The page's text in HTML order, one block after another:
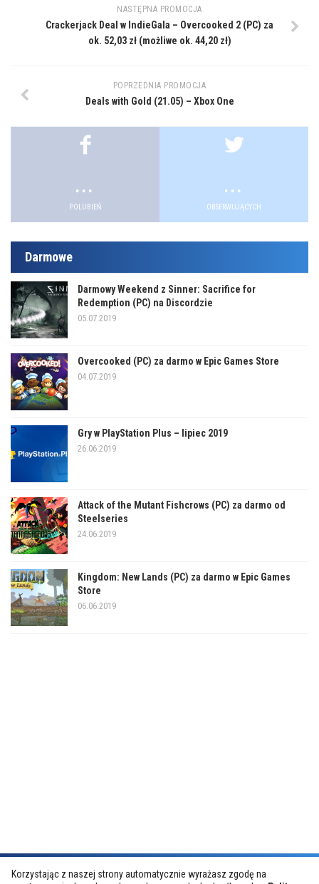
NASTĘPNA PROMOCJA
Crackerjack Deal w IndieGala – Overcooked 2 (PC) za
ok. 52,03 zł (możliwe ok. 44,20 zł)
POPRZEDNIA PROMOCJA
Deals with Gold (21.05) – Xbox One
...
POLUBIEŃ
...
OBSERWUJĄCYCH
Darmowe
Darmowy Weekend z Sinner: Sacrifice for
Redemption (PC) na Discordzie
05.07.2019
Overcooked (PC) za darmo w Epic Games Store
04.07.2019
Gry w PlayStation Plus – lipiec 2019
26.06.2019
Attack of the Mutant Fishcrows (PC) za darmo od
Steelseries
24.06.2019
Kingdom: New Lands (PC) za darmo w Epic Games
Store
06.06.2019
Korzystając z naszej strony automatycznie wyrażasz zgodę na